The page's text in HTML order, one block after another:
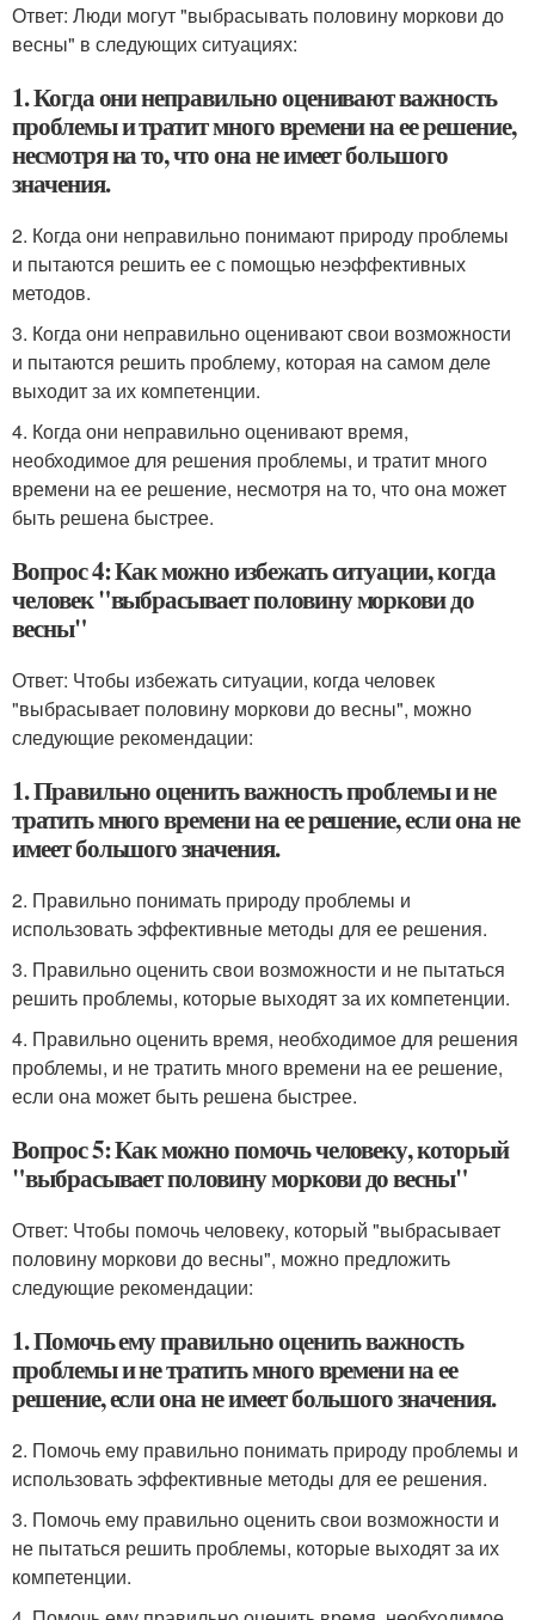
Ответ: Люди могут "выбрасывать половину моркови до
весны" в следующих ситуациях:
1. Когда они неправильно оценивают важность
проблемы и тратит много времени на ее решение,
несмотря на то, что она не имеет большого
значения.
2. Когда они неправильно понимают природу проблемы
и пытаются решить ее с помощью неэффективных
методов.
3. Когда они неправильно оценивают свои возможности
и пытаются решить проблему, которая на самом деле
выходит за их компетенции.
4. Когда они неправильно оценивают время,
необходимое для решения проблемы, и тратит много
времени на ее решение, несмотря на то, что она может
быть решена быстрее.
Вопрос 4: Как можно избежать ситуации, когда
человек "выбрасывает половину моркови до
весны"
Ответ: Чтобы избежать ситуации, когда человек
"выбрасывает половину моркови до весны", можно
следующие рекомендации:
1. Правильно оценить важность проблемы и не
тратить много времени на ее решение, если она не
имеет большого значения.
2. Правильно понимать природу проблемы и
использовать эффективные методы для ее решения.
3. Правильно оценить свои возможности и не пытаться
решить проблемы, которые выходят за их компетенции.
4. Правильно оценить время, необходимое для решения
проблемы, и не тратить много времени на ее решение,
если она может быть решена быстрее.
Вопрос 5: Как можно помочь человеку, который
"выбрасывает половину моркови до весны"
Ответ: Чтобы помочь человеку, который "выбрасывает
половину моркови до весны", можно предложить
следующие рекомендации:
1. Помочь ему правильно оценить важность
проблемы и не тратить много времени на ее
решение, если она не имеет большого значения.
2. Помочь ему правильно понимать природу проблемы и
использовать эффективные методы для ее решения.
3. Помочь ему правильно оценить свои возможности и
не пытаться решить проблемы, которые выходят за их
компетенции.